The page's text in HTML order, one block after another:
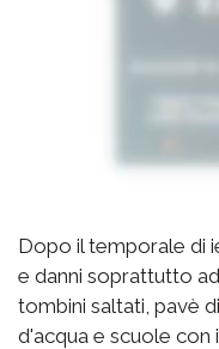
Dopo il temporale di
e danni soprattutto
tombini saltati, pavè
d'acqua e scuole con